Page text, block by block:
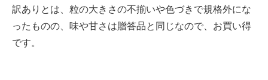
訳ありとは、粒の大きさの不揃いや色づきで規格外にな
ったものの、味や甘さは贈答品と同じなので、お買い得
です。